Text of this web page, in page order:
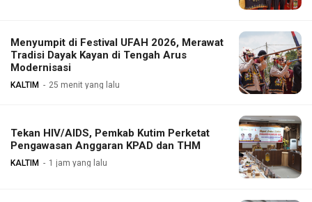
Menyumpit di Festival UFAH 2026, Merawat
Tradisi Dayak Kayan di Tengah Arus
Modernisasi
KALTIM 25 menit yang lalu
Tekan HIV/AIDS, Pemkab Kutim Perketat
Pengawasan Anggaran KPAD dan THM
KALTIM 1 jam yang lalu